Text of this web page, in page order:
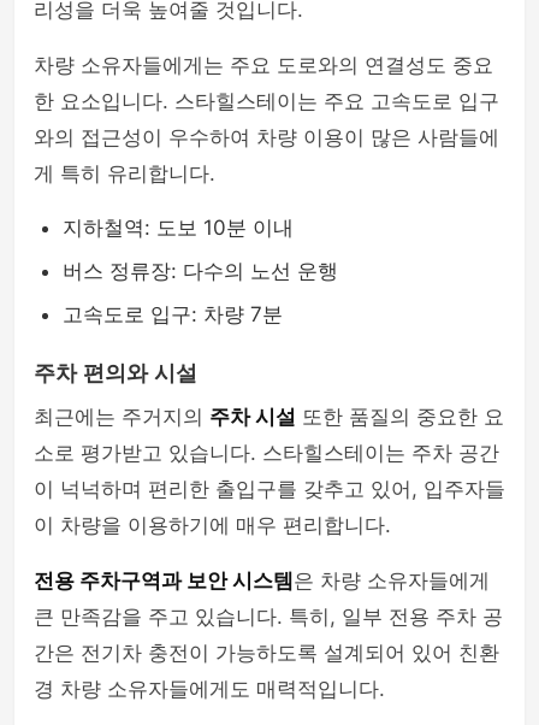
리성을 더욱 높여줄 것입니다.
차량 소유자들에게는 주요 도로와의 연결성도 중요
한 요소입니다. 스타힐스테이는 주요 고속도로 입구
와의 접근성이 우수하여 차량 이용이 많은 사람들에
게 특히 유리합니다.
지하철역: 도보 10분 이내
버스 정류장: 다수의 노선 운행
고속도로 입구: 차량 7분
주차 편의와 시설
최근에는 주거지의 주차 시설 또한 품질의 중요한 요
소로 평가받고 있습니다. 스타힐스테이는 주차 공간
이 넉넉하며 편리한 출입구를 갖추고 있어, 입주자들
이 차량을 이용하기에 매우 편리합니다.
전용 주차구역과 보안 시스템 은 차량 소유자들에게
큰 만족감을 주고 있습니다. 특히, 일부 전용 주차 공
간은 전기차 충전이 가능하도록 설계되어 있어 친환
경 차량 소유자들에게도 매력적입니다.